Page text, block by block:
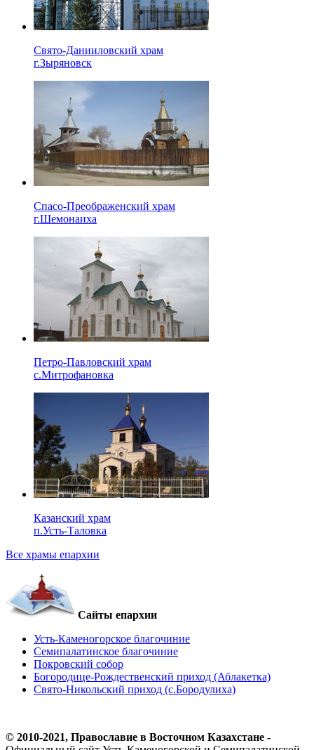
Свято-Данииловский храм
г.Зыряновск
Спасо-Преображенский храм
г.Шемонаиха
Петро-Павловский храм
с.Митрофановка
Казанский храм
п.Усть-Таловка
Все храмы епархии
Сайты епархии
Усть-Каменогорское благочиние
Семипалатинское благочиние
Покровский собор
Богородице-Рождественский приход (Аблакетка)
Свято-Никольский приход (с.Бородулиха)
© 2010-2021, Православие в Восточном Казахстане -